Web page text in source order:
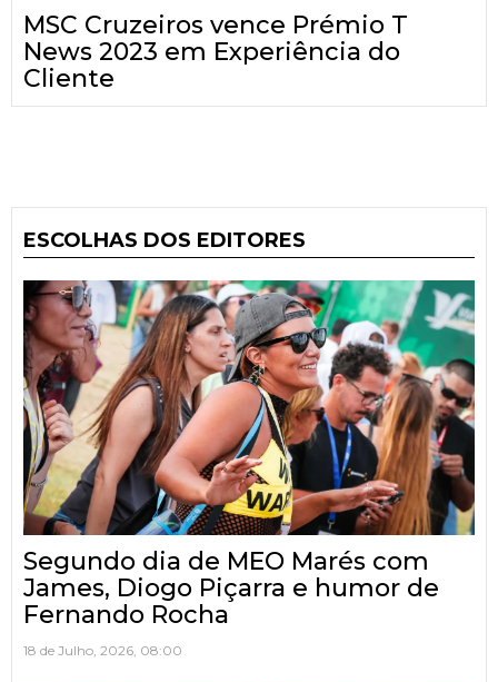
MSC Cruzeiros vence Prémio T
News 2023 em Experiência do
Cliente
ESCOLHAS DOS EDITORES
Segundo dia de MEO Marés com
James, Diogo Piçarra e humor de
Fernando Rocha
18 de Julho, 2026, 08:00